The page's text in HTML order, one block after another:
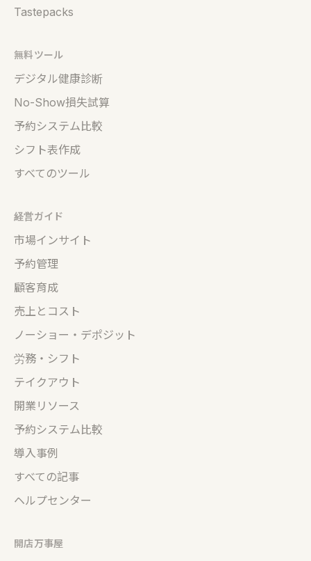
Tastepacks
無料ツール
デジタル健康診断
No-Show損失試算
予約システム比較
シフト表作成
すべてのツール
経営ガイド
市場インサイト
予約管理
顧客育成
売上とコスト
ノーショー・デポジット
労務・シフト
テイクアウト
開業リソース
予約システム比較
導入事例
すべての記事
ヘルプセンター
開店万事屋